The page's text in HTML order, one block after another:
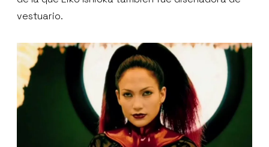
vestuario.